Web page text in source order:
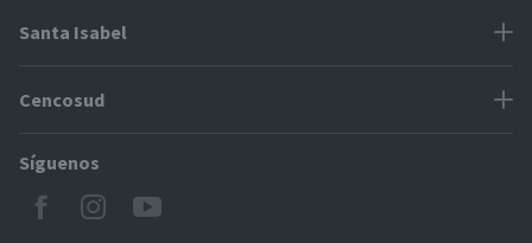
Problemas con tu pedido
Cómo modificar mis datos
Modos de entrega y cobertura
Locales Santa Isabel
Santa Isabel
Proveedores
CyberDay
Cencosud
Paris
Jumbo
Síguenos